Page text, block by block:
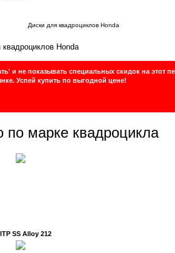
Диски для квадроциклов Honda
Honda
и не показывать специальных скидок на этот
Успей купить по выгодной цене!
по марке квадроцикла
SS Alloy 212